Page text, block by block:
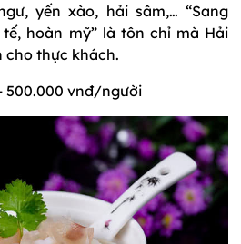
yến xào, hải sâm,… “Sang
hoàn mỹ” là tôn chỉ mà Hải
cho thực khách.
500.000 vnđ/người